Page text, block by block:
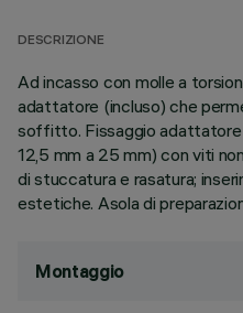
DESCRIZIONE
Ad incasso con molle a
adattatore (incluso) che
soffitto. Fissaggio
12,5 mm a 25 mm) con viti
di stuccatura e rasatura;
estetiche. Asola di
Montaggio